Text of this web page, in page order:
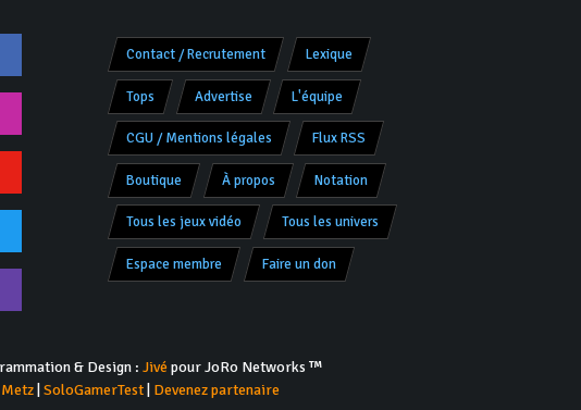
Contact / Recrutement Lexique
Tops Advertise L'équipe
CGU / Mentions légales Flux RSS
Boutique À propos Notation
Tous les jeux vidéo Tous les univers
Espace membre Faire un don
& Design : Jivépour JoRo Networks ™
| SoloGamerTest| Devenez partenaire